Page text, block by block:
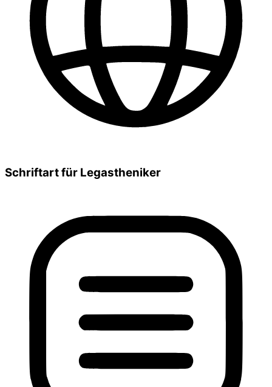
Schriftart für Legastheniker